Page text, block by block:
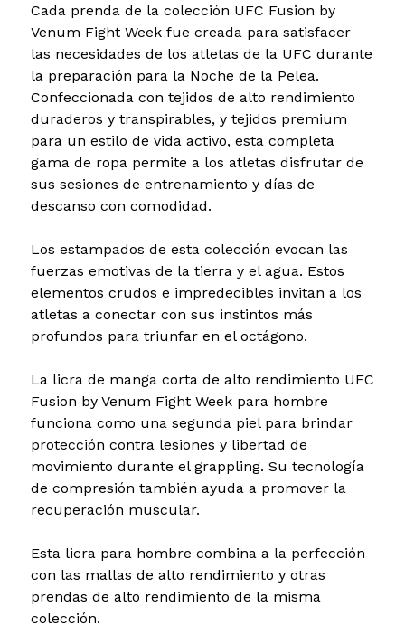
Cada prenda de la colección UFC Fusion by
Venum Fight Week fue creada para satisfacer
las necesidades de los atletas de la UFC durante
la preparación para la Noche de la Pelea.
Confeccionada con tejidos de alto rendimiento
duraderos y transpirables, y tejidos premium
para un estilo de vida activo, esta completa
gama de ropa permite a los atletas disfrutar de
sus sesiones de entrenamiento y días de
descanso con comodidad.
Los estampados de esta colección evocan las
fuerzas emotivas de la tierra y el agua. Estos
elementos crudos e impredecibles invitan a los
atletas a conectar con sus instintos más
profundos para triunfar en el octágono.
La licra de manga corta de alto rendimiento UFC
Fusion by Venum Fight Week para hombre
funciona como una segunda piel para brindar
protección contra lesiones y libertad de
movimiento durante el grappling. Su tecnología
de compresión también ayuda a promover la
recuperación muscular.
Esta licra para hombre combina a la perfección
con las mallas de alto rendimiento y otras
prendas de alto rendimiento de la misma
colección.